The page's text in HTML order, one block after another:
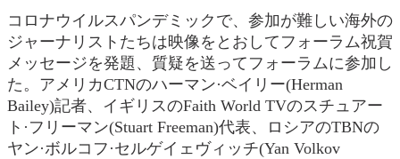
コロナウイルスパンデミックで、参加が難しい海外の
ジャーナリストたちは映像をとおしてフォーラム祝賀
メッセージを発題、質疑を送ってフォーラムに参加し
た。アメリカCTNのハーマン·ベイリー(Herman
Bailey)記者、イギリスのFaith World TVのスチュアー
ト·フリーマン(Stuart Freeman)代表、ロシアのTBNの
ヤン·ボルコフ·セルゲイェヴィッチ(Yan Volkov